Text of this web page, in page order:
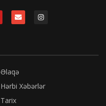
Əlaqə
Hərbi Xəbərlər
Tarix